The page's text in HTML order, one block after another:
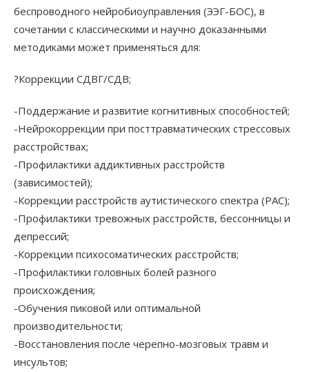
беспроводного нейробиоуправления (ЭЭГ-БОС), в
сочетании с классическими и научно доказанными
методиками может применяться для:
?Коррекции СДВГ/СДВ;
-Поддержание и развитие когнитивных способностей;
-Нейрокоррекции при посттравматических стрессовых
расстройствах;
-Профилактики аддиктивных расстройств
(зависимостей);
-Коррекции расстройств аутистического спектра (РАС);
-Профилактики тревожных расстройств, бессонницы и
депрессий;
-Коррекции психосоматических расстройств;
-Профилактики головных болей разного
происхождения;
-Обучения пиковой или оптимальной
производительности;
-Восстановления после черепно-мозговых травм и
инсультов;